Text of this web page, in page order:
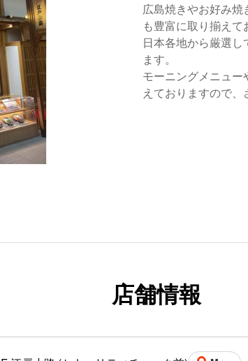
広島焼きやお好み焼
も豊富に取り揃えて
日本各地から厳選
ます。
モーニングメニュ
えておりますので、
店舗情報